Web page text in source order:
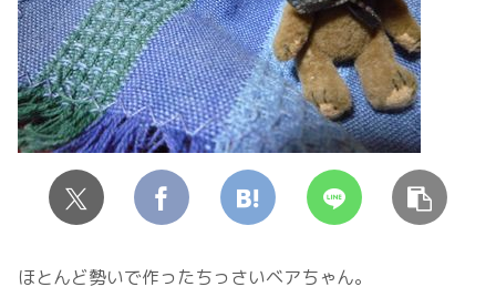
ほとんど勢いで作ったちっさいベアちゃん。